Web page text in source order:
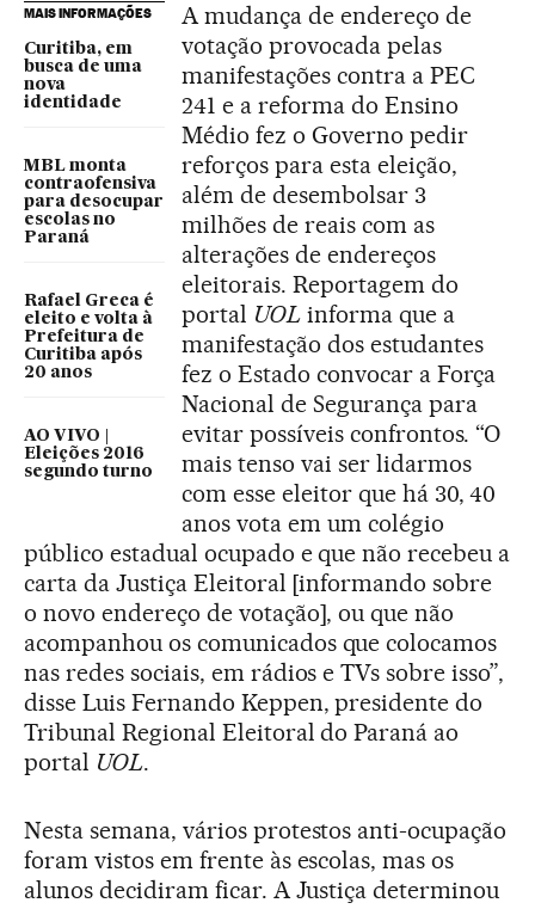
MAIS INFORMAÇÕES
Curitiba, em
busca de uma
nova
identidade
MBL monta
contraofensiva
para desocupar
escolas no
Paraná
Rafael Greca é
eleito e volta à
Prefeitura de
Curitiba após
20 anos
AO VIVO |
Eleições 2016
segundo turno
A mudança de endereço de
votação provocada pelas
manifestações contra a PEC
241 e a reforma do Ensino
Médio fez o Governo pedir
reforços para esta eleição,
além de desembolsar 3
milhões de reais com as
alterações de endereços
eleitorais. Reportagem do
portal UOLinforma que a
manifestação dos estudantes
fez o Estado convocar a Força
Nacional de Segurança para
evitar possíveis confrontos. “O
mais tenso vai ser lidarmos
com esse eleitor que há 30, 40
anos vota em um colégio
público estadual ocupado e que não recebeu a
carta da Justiça Eleitoral [informando sobre
o novo endereço de votação], ou que não
acompanhou os comunicados que colocamos
nas redes sociais, em rádios e TVs sobre isso”,
disse Luis Fernando Keppen, presidente do
Tribunal Regional Eleitoral do Paraná ao
portal UOL.
Nesta semana, vários protestos anti-ocupação
foram vistos em frente às escolas, mas os
alunos decidiram ficar. A Justiça determinou